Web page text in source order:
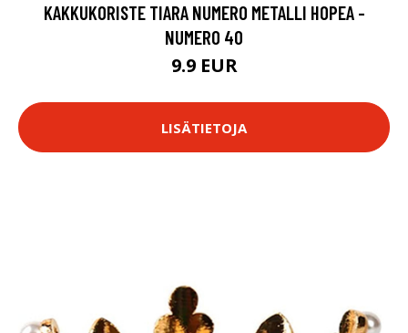
KAKKUKORISTE TIARA NUMERO METALLI HOPEA -
NUMERO 40
9.9 EUR
LISÄTIETOJA